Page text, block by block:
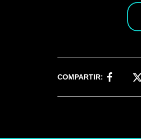
COMPARTIR: